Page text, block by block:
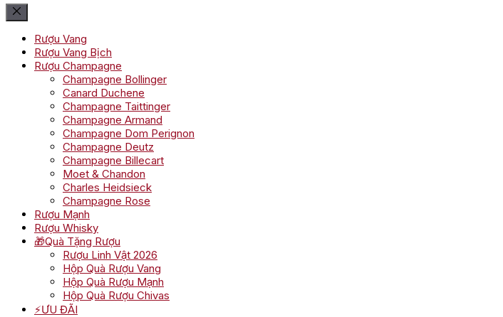
Rượu Vang
Rượu Vang Bịch
Rượu Champagne
Champagne Bollinger
Canard Duchene
Champagne Taittinger
Champagne Armand
Champagne Dom Perignon
Champagne Deutz
Champagne Billecart
Moet & Chandon
Charles Heidsieck
Champagne Rose
Rượu Mạnh
Rượu Whisky
🎁Quà Tặng Rượu
Rượu Linh Vật 2026
Hộp Quà Rượu Vang
Hộp Quà Rượu Mạnh
Hộp Quà Rượu Chivas
⚡ƯU ĐÃI